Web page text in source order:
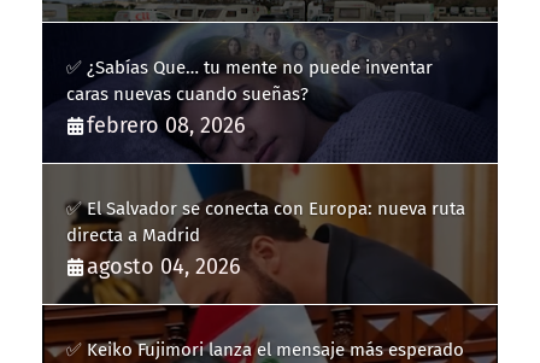
✅ ¿Sabías Que… tu mente no puede inventar
caras nuevas cuando sueñas?
febrero 08, 2026
✅ El Salvador se conecta con Europa: nueva ruta
directa a Madrid
agosto 04, 2026
✅ Keiko Fujimori lanza el mensaje más esperado